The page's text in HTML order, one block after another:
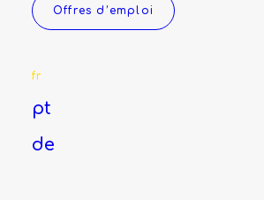
Offres d’emploi
fr
pt
de
Nos offres d'emploi